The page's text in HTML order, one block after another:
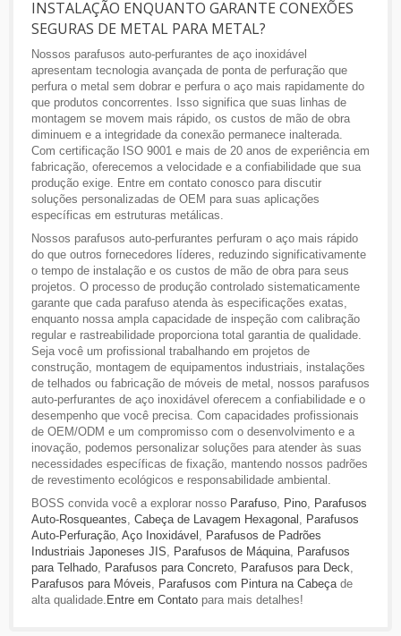
INSTALAÇÃO ENQUANTO GARANTE CONEXÕES
SEGURAS DE METAL PARA METAL?
Nossos parafusos auto-perfurantes de aço inoxidável
apresentam tecnologia avançada de ponta de perfuração que
perfura o metal sem dobrar e perfura o aço mais rapidamente do
que produtos concorrentes. Isso significa que suas linhas de
montagem se movem mais rápido, os custos de mão de obra
diminuem e a integridade da conexão permanece inalterada.
Com certificação ISO 9001 e mais de 20 anos de experiência em
fabricação, oferecemos a velocidade e a confiabilidade que sua
produção exige. Entre em contato conosco para discutir
soluções personalizadas de OEM para suas aplicações
específicas em estruturas metálicas.
Nossos parafusos auto-perfurantes perfuram o aço mais rápido
do que outros fornecedores líderes, reduzindo significativamente
o tempo de instalação e os custos de mão de obra para seus
projetos. O processo de produção controlado sistematicamente
garante que cada parafuso atenda às especificações exatas,
enquanto nossa ampla capacidade de inspeção com calibração
regular e rastreabilidade proporciona total garantia de qualidade.
Seja você um profissional trabalhando em projetos de
construção, montagem de equipamentos industriais, instalações
de telhados ou fabricação de móveis de metal, nossos parafusos
auto-perfurantes de aço inoxidável oferecem a confiabilidade e o
desempenho que você precisa. Com capacidades profissionais
de OEM/ODM e um compromisso com o desenvolvimento e a
inovação, podemos personalizar soluções para atender às suas
necessidades específicas de fixação, mantendo nossos padrões
de revestimento ecológicos e responsabilidade ambiental.
BOSS convida você a explorar nosso Parafuso Pino
Parafusos
Auto-Rosqueantes Cabeça de Lavagem Hexagonal
Parafusos
Auto-Perfuração Aço Inoxidável
Parafusos de Padrões
Industriais Japoneses JIS
Parafusos de Máquina
Parafusos
para Telhado
Parafusos para Concreto Parafusos para Deck
Parafusos para Móveis
Parafusos com Pintura na Cabeça de
alta qualidade. Entre em Contato para mais detalhes!